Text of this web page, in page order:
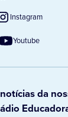
Instagram
Youtube
da